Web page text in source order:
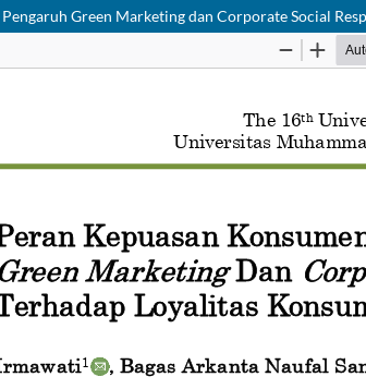
Green Marketing dan Corporate Social